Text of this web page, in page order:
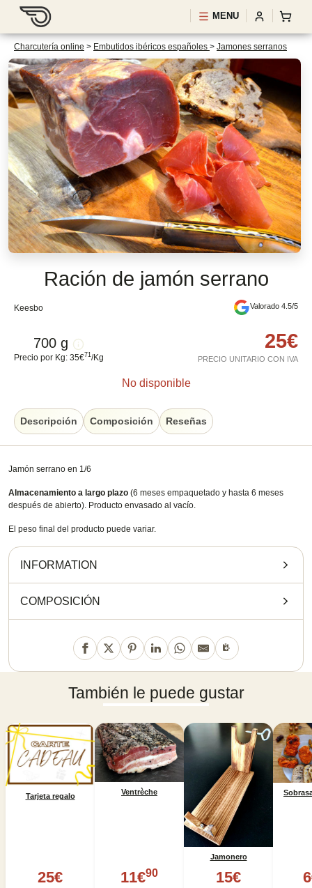
MENU
Charcutería online > Embutidos ibéricos españoles > Jamones serranos
Ración de jamón serrano
Keesbo Valorado 4.5/5
700 g
Precio por Kg: 35€71/Kg
25€
PRECIO UNITARIO CON IVA
No disponible
Descripción Composición Reseñas
Jamón serrano en 1/6
Almacenamiento a largo plazo (6 meses empaquetado y hasta 6 meses
después de abierto). Producto envasado al vacío.
El peso final del producto puede variar.
INFORMATION
COMPOSICIÓN
También le puede gustar
Tarjeta regalo
25€
Ventrèche
11€90
Jamonero
15€ 6